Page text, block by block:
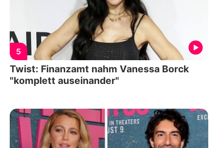
5
Twist: Finanzamt nahm Vanessa Borck
"komplett auseinander"